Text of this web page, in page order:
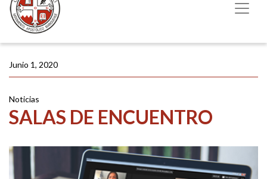
Junio 1, 2020
Noticias
SALAS DE ENCUENTRO